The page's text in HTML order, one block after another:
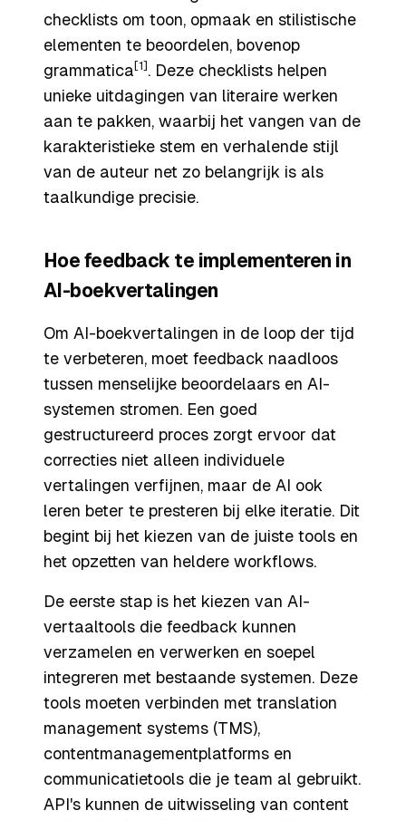
checklists om toon, opmaak en stilistische
elementen te beoordelen, bovenop
grammatica [1] . Deze checklists helpen
unieke uitdagingen van literaire werken
aan te pakken, waarbij het vangen van de
karakteristieke stem en verhalende stijl
van de auteur net zo belangrijk is als
taalkundige precisie.
Hoe feedback te implementeren in
AI-boekvertalingen
Om AI-boekvertalingen in de loop der tijd
te verbeteren, moet feedback naadloos
tussen menselijke beoordelaars en AI-
systemen stromen. Een goed
gestructureerd proces zorgt ervoor dat
correcties niet alleen individuele
vertalingen verfijnen, maar de AI ook
leren beter te presteren bij elke iteratie. Dit
begint bij het kiezen van de juiste tools en
het opzetten van heldere workflows.
De eerste stap is het kiezen van AI-
vertaaltools die feedback kunnen
verzamelen en verwerken en soepel
integreren met bestaande systemen. Deze
tools moeten verbinden met translation
management systems (TMS),
contentmanagementplatforms en
communicatietools die je team al gebruikt.
API's kunnen de uitwisseling van content